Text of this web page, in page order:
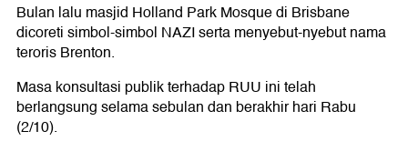
Bulan lalu masjid Holland Park Mosque di Brisbane
dicoreti simbol-simbol NAZI serta menyebut-nyebut nama
teroris Brenton.
Masa konsultasi publik terhadap RUU ini telah
berlangsung selama sebulan dan berakhir hari Rabu
(2/10).